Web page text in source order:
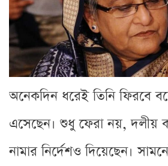
অনেকদিন ধরেই তিনি ফিরবে
এসেছেন। শুধু ফেরা নয়, দলীয়
নামার নির্দেশও দিয়েছেন।